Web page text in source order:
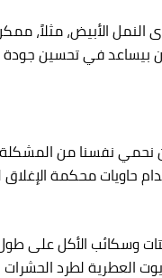
الأبيض، مثلاً،
بيساعد في تحسين جودة
نحمي نفسنا من
حاويات محكمة الإغلاق
وسكائب الأكل على
العطرية لطرد